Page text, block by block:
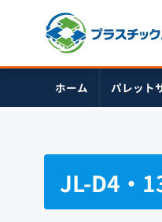
ホーム パレット
JL-D4・